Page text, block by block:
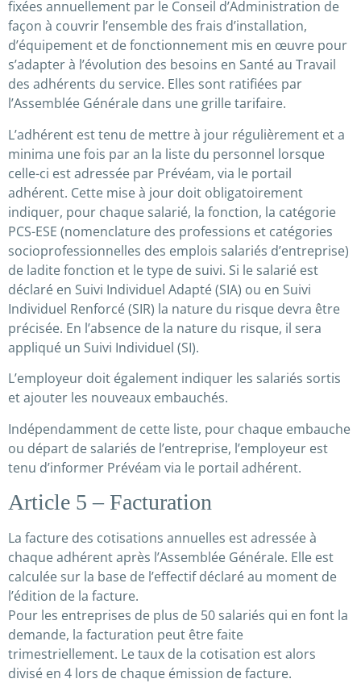
fixées annuellement par le Conseil d’Administration de
façon à couvrir l’ensemble des frais d’installation,
d’équipement et de fonctionnement mis en œuvre pour
s’adapter à l’évolution des besoins en Santé au Travail
des adhérents du service. Elles sont ratifiées par
l’Assemblée Générale dans une grille tarifaire.
L’adhérent est tenu de mettre à jour régulièrement et a
minima une fois par an la liste du personnel lorsque
celle-ci est adressée par Prévéam, via le portail
adhérent. Cette mise à jour doit obligatoirement
indiquer, pour chaque salarié, la fonction, la catégorie
PCS-ESE (nomenclature des professions et catégories
socioprofessionnelles des emplois salariés d’entreprise)
de ladite fonction et le type de suivi. Si le salarié est
déclaré en Suivi Individuel Adapté (SIA) ou en Suivi
Individuel Renforcé (SIR) la nature du risque devra être
précisée. En l’absence de la nature du risque, il sera
appliqué un Suivi Individuel (SI).
L’employeur doit également indiquer les salariés sortis
et ajouter les nouveaux embauchés.
Indépendamment de cette liste, pour chaque embauche
ou départ de salariés de l’entreprise, l’employeur est
tenu d’informer Prévéam via le portail adhérent.
Article 5 – Facturation
La facture des cotisations annuelles est adressée à
chaque adhérent après l’Assemblée Générale. Elle est
calculée sur la base de l’effectif déclaré au moment de
l’édition de la facture.
Pour les entreprises de plus de 50 salariés qui en font la
demande, la facturation peut être faite
trimestriellement. Le taux de la cotisation est alors
divisé en 4 lors de chaque émission de facture.